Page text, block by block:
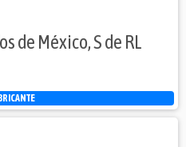
de México, S de RL